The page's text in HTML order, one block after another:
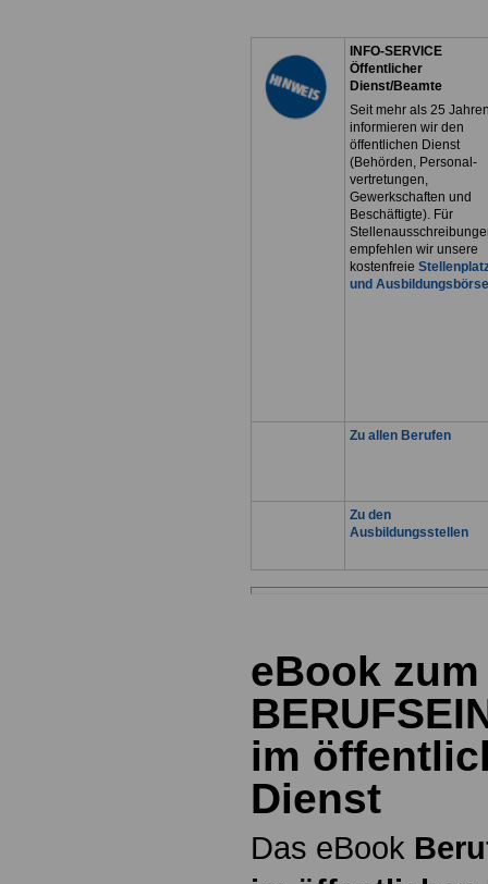
INFO-SERVICE
Öffentlicher
Dienst/Beamte
Seit mehr als 25
informieren wir den
öffentlichen Dienst
(Behörden, Personal-
vertretungen,
Gewerkschaften und
Beschäftigte). Für
empfehlen wir unsere
kostenfreie
und Ausbildungsbörse
Zu allen Berufen
Zu den
Ausbildungsstellen
eBook zum
im
Dienst
Das eBook